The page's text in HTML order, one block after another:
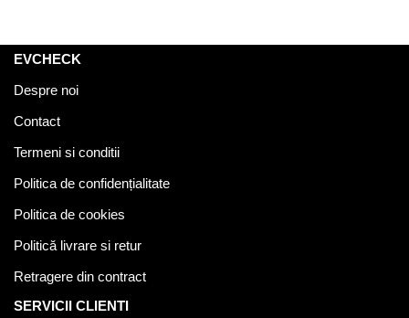
EVCHECK
Despre noi
Contact
Termeni si conditii
Politica de confidențialitate
Politica de cookies
Politică livrare si retur
Retragere din contract
SERVICII CLIENTI